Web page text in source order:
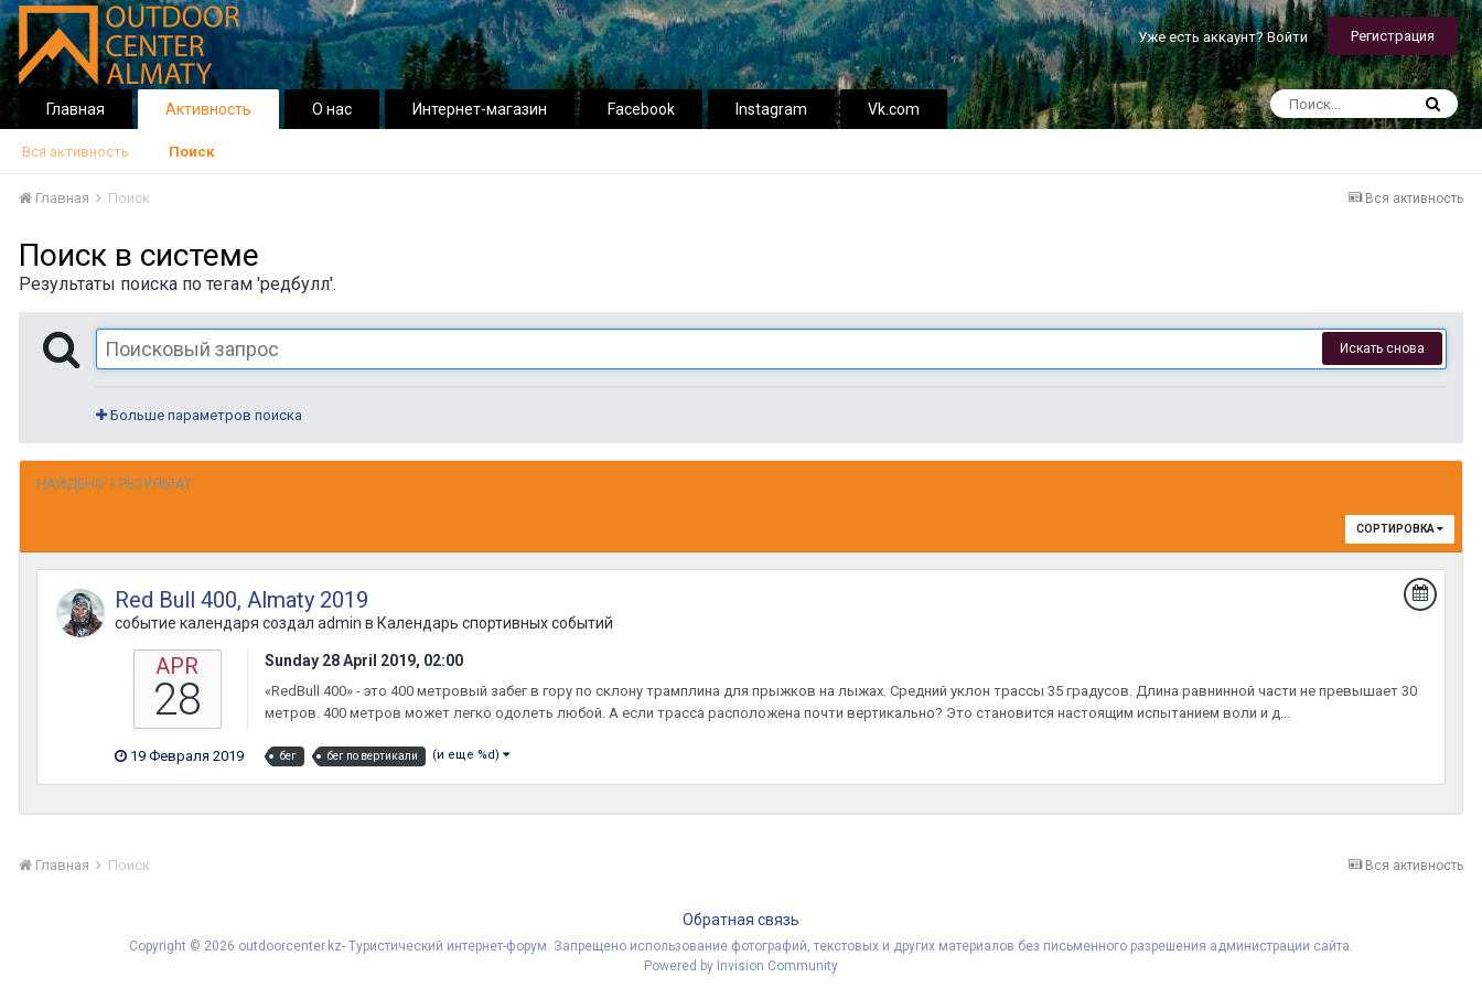
Уже есть аккаунт? Войти Регистрация
Главная Активность
Вся активность Поиск
О нас Интернет-магазин Facebook Instagram Vk.com
Вся активность
Главная Поиск
Поиск в системе
Результаты поиска по тегам 'редбулл'.
Искать снова
Больше параметров поиска
НАЙДЕНО 1 РЕЗУЛЬТАТ
СОРТИРОВКА
Red Bull 400, Almaty 2019
событие календаря создал admin в Календарь спортивных событий
APR
28
Sunday 28 April 2019, 02:00
«RedBull 400» - это 400 метровый забег в гору по склону трамплина для прыжков на лыжах. Средний уклон трассы 35 градусов. Длина равнинной части не превышает 30
метров. 400 метров может легко одолеть любой. А если трасса расположена почти вертикально? Это становится настоящим испытанием воли и д...
19 Февраля 2019 бег бег по вертикали (и еще %d)
Вся активность
Главная Поиск
Обратная связь
Copyright © 2026 outdoorcenter.kz- Туристический интернет-форум. Запрещено использование фотографий, текстовых и других материалов без письменного разрешения администрации сайта.
Powered by Invision Community